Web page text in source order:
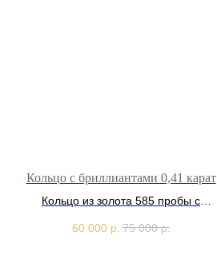
Кольцо с бриллиантами 0,41 карат
Кольцо из золота 585 пробы с
60 000 р. 75 000 р.